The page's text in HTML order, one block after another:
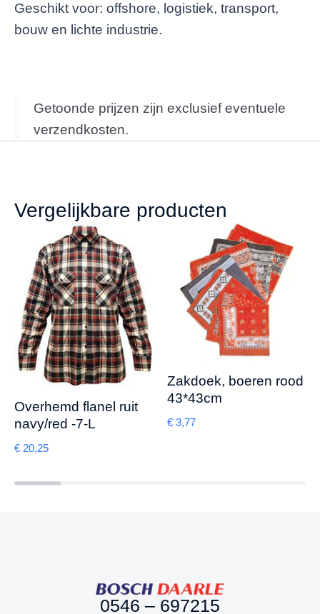
Geschikt voor: offshore, logistiek, transport,
bouw en lichte industrie.
Getoonde prijzen zijn exclusief eventuele
verzendkosten.
Vergelijkbare producten
Overhemd flanel ruit
navy/red -7-L
€ 20,25
Zakdoek, boeren rood
43*43cm
€ 3,77
0546 – 697215